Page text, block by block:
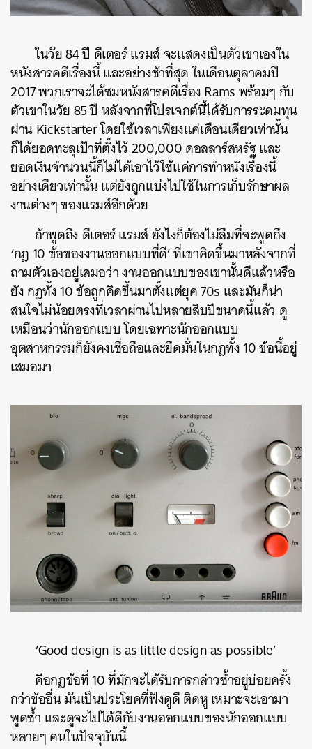
ในวัย 84 ปี ดีเตอร์ แรมส์ จะแสดงเป็นตัวเขาเองใน
หนังสารคดีเรื่องนี้ และอย่างช้าที่สุด ในเดือนตุลาคมปี
2017 พวกเราจะได้ชมหนังสารคดีเรื่อง Rams พร้อมๆ กับ
ตัวเขาในวัย 85 ปี หลังจากที่โปรเจกต์นี้ได้รับการระดมทุน
ผ่าน Kickstarter โดยใช้เวลาเพียงแค่เดือนเดียวเท่านั้น
ก็ได้ยอดทะลุเป้าที่ตั้งไว้ 200,000 ดอลลาร์สหรัฐ และ
ยอดเงินจำนวนนี้ก็ไม่ได้เอาไว้ใช้แค่การทำหนังเรื่องนี้
อย่างเดียวเท่านั้น แต่ยังถูกแบ่งไปใช้ในการเก็บรักษาผล
งานต่างๆ ของแรมส์อีกด้วย
ถ้าพูดถึง ดีเตอร์ แรมส์ ยังไงก็ต้องไม่ลืมที่จะพูดถึง
‘กฎ 10 ข้อของงานออกแบบที่ดี’ ที่เขาคิดขึ้นมาหลังจากที่
ถามตัวเองอยู่เสมอว่า งานออกแบบของเขานั้นดีแล้วหรือ
ยัง กฎทั้ง 10 ข้อถูกคิดขึ้นมาตั้งแต่ยุค 70s และมันก็น่า
สนใจไม่น้อยตรงที่เวลาผ่านไปหลายสิบปีขนาดนี้แล้ว ดู
เหมือนว่านักออกแบบ โดยเฉพาะนักออกแบบ
อุตสาหกรรมก็ยังคงเชื่อถือและยึดมั่นในกฎทั้ง 10 ข้อนี้อยู่
เสมอมา
‘Good design is as little design as possible’
คือกฎข้อที่ 10 ที่มักจะได้รับการกล่าวซ้ำอยู่บ่อยครั้ง
กว่าข้ออื่น มันเป็นประโยคที่ฟังดูดี ติดหู เหมาะจะเอามา
พูดซ้ำ และดูจะไปได้ดีกับงานออกแบบของนักออกแบบ
หลายๆ คนในปัจจุบันนี้